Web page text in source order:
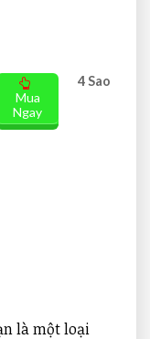
Mua
Ngay
4 Sao
là một loại